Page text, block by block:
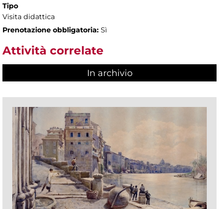
Tipo
Visita didattica
Prenotazione obbligatoria: Sì
Attività correlate
In archivio